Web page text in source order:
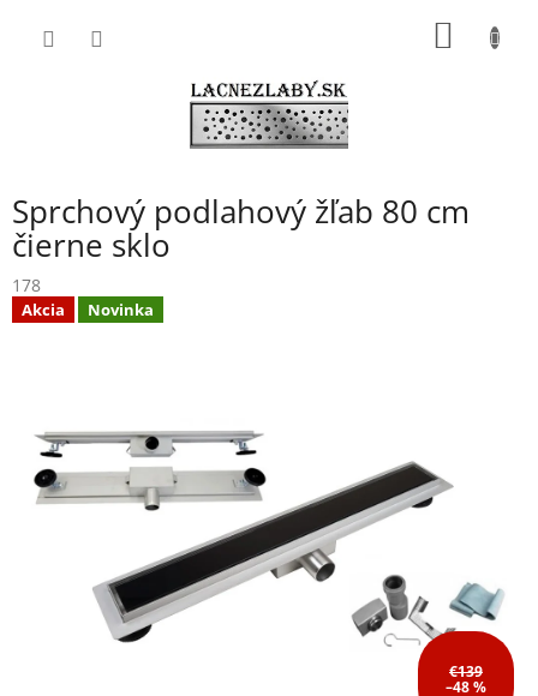
Sprchový podlahový žľab 80 cm
čierne sklo
178
Akcia Novinka
€139
–48 %